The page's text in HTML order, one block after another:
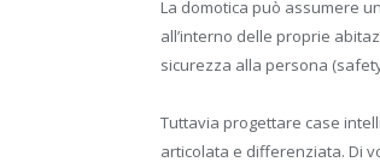
La domotica può assumere
all’interno delle proprie
sicurezza alla persona
Tuttavia progettare case
articolata e differenziata. Di